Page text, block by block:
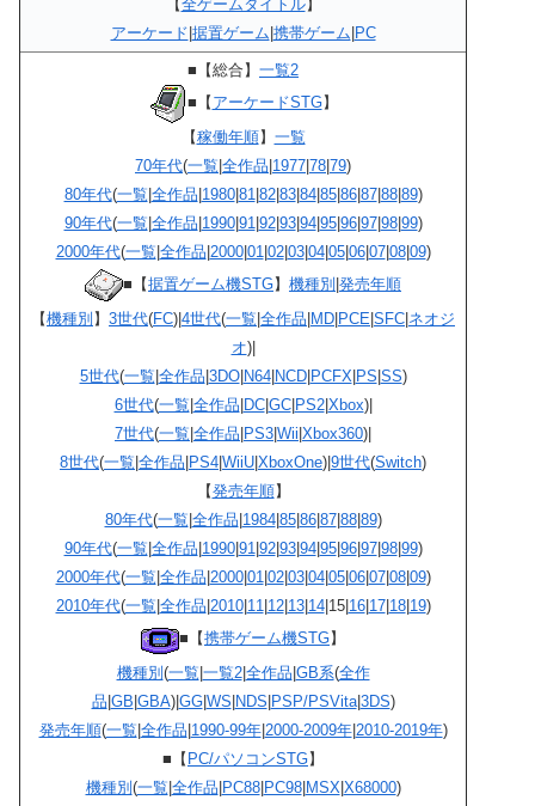
【全ゲームタイトル】
アーケード 据置ゲーム 携帯ゲーム PC
■【総合】 一覧2
■【 アーケードSTG】
【稼働年順】 一覧
70年代(一覧 全作品 1977 78 79)
80年代(一覧 全作品 1980| 81| 82| 83| 84| 85| 86| 87| 88| 89)
90年代(一覧 全作品 1990| 91| 92| 93| 94| 95| 96| 97| 98| 99)
2000年代(一覧 全作品 2000| 01| 02| 03| 04| 05| 06| 07| 08| 09)
■【据置ゲーム機STG】 機種別 発売年順
【機種別 】 3世代(FC)| 4世代(一覧 全作品 MD PCE SFC ネオジ
オ)|
5世代(一覧 全作品 3DO| N64| NCD| PCFX| PS SS)
6世代(一覧 全作品 DC| GC| PS2| Xbox)|
7世代(一覧 全作品 PS3 Wii Xbox360)|
8世代(一覧 全作品 PS4 WiiU XboxOne)| 9世代(Switch)
【発売年順】
80年代(一覧 全作品 1984| 85| 86| 87| 88| 89)
90年代(一覧 全作品 1990| 91| 92| 93| 94| 95| 96| 97| 98| 99)
2000年代(一覧 全作品 2000| 01| 02| 03| 04| 05| 06| 07| 08| 09)
2010年代(一覧 全作品 2010| 11| 12| 13| 14|15| 16| 17| 18| 19)
■【携帯ゲーム機STG】
機種別 (一覧 一覧2| 全作品 GB系(全作
品 GB GBA)| GG| WS NDS PSP/PSVita|3DS)
発売年順(一覧 全作品 1990-99年| 2000-2009年| 2010-2019年)
■【 PC/パソコンSTG】
機種別 (一覧 全作品 PC88| PC98| MSX| X68000)